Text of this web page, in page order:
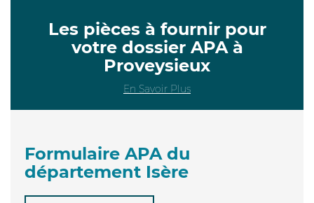
Les pièces à fournir pour
votre dossier APA à
Proveysieux
En Savoir Plus
Formulaire APA du
département Isère